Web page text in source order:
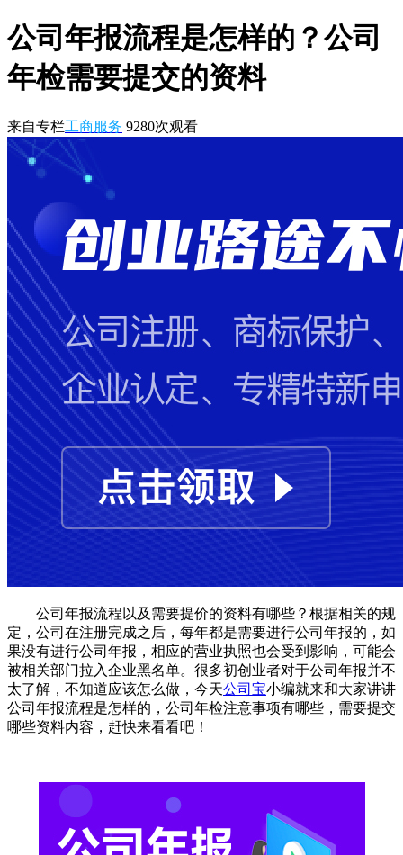
公司年报流程是怎样的？公司
年检需要提交的资料
来自专栏工商服务 9280次观看
公司年报流程以及需要提价的资料有哪些？根据相关的规
定，公司在注册完成之后，每年都是需要进行公司年报的，如
果没有进行公司年报，相应的营业执照也会受到影响，可能会
被相关部门拉入企业黑名单。很多初创业者对于公司年报并不
太了解，不知道应该怎么做，今天公司宝小编就来和大家讲讲
公司年报流程是怎样的，公司年检注意事项有哪些，需要提交
哪些资料内容，赶快来看看吧！